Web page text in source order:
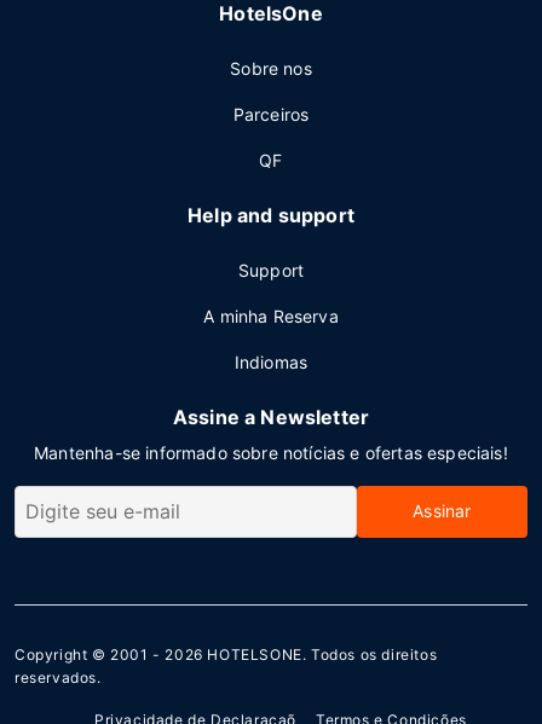
HotelsOne
Sobre nos
Parceiros
QF
Help and support
Support
A minha Reserva
Indiomas
Assine a Newsletter
Mantenha-se informado sobre notícias e ofertas especiais!
Assinar
Copyright © 2001 - 2026 HOTELSONE. Todos os direitos
reservados.
Privacidade de Declaraçaõ Termos e Condições